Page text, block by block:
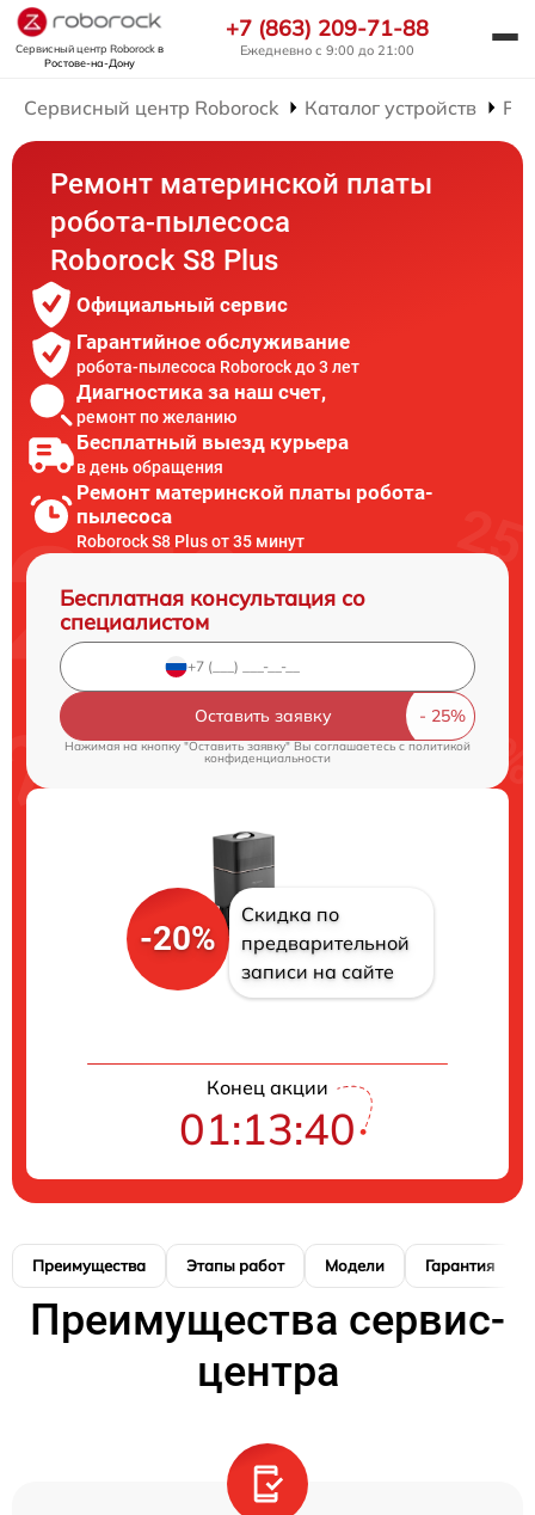
Сервисный центр Roborockв
Ростове-на-Дону
+7 (863) 209-71-88
Ежедневно с 9:00 до 21:00
Сервисный центр Roborock Каталог устройств
Ремонт материнской платы
робота-пылесоса
Roborock S8 Plus
Официальный сервис
Гарантийное обслуживание
робота-пылесоса Roborock до 3 лет
Диагностика за наш счет,
ремонт по желанию
Бесплатный выезд курьера
в день обращения
Ремонт материнской платы робота-
пылесоса
Roborock S8 Plus от 35 минут
Бесплатная консультация со
специалистом
Оставить заявку
Нажимая на кнопку "Оставить заявку" Вы соглашаетесь cполитикой
конфиденциальности
-20%
Скидка по
предварительной
записи на сайте
Конец акции
01:13:39
Преимущества Этапы работ Модели Гарантия
Преимущества сервис-
центра